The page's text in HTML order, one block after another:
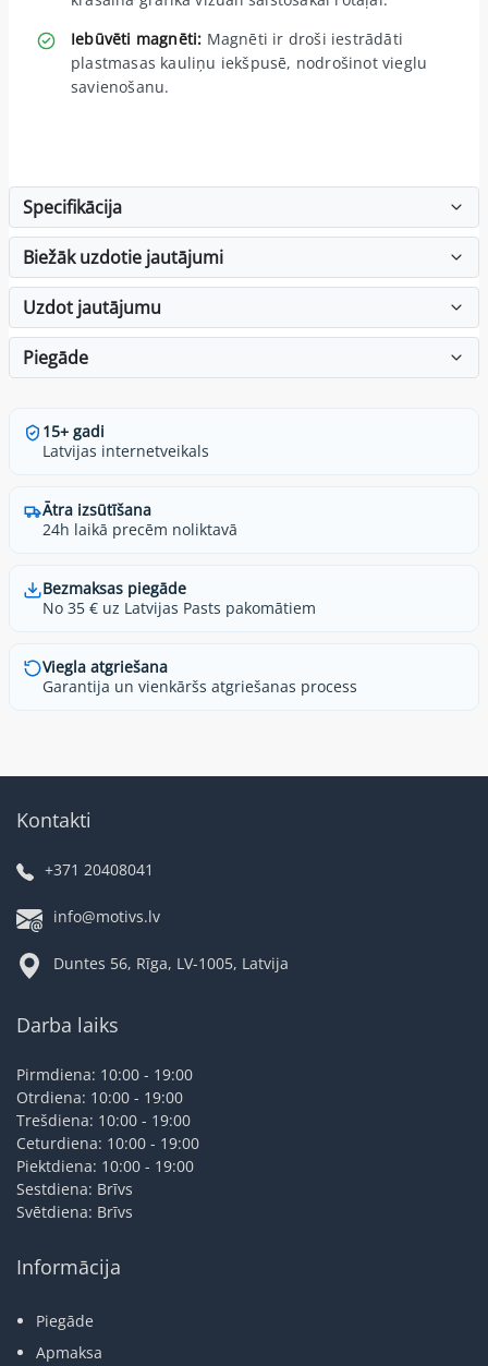
Iebūvēti magnēti: Magnēti ir droši iestrādāti
plastmasas kauliņu iekšpusē, nodrošinot vieglu
savienošanu.
Specifikācija
Biežāk uzdotie jautājumi
Uzdot jautājumu
Piegāde
15+ gadi
Latvijas internetveikals
Ātra izsūtīšana
24h laikā precēm noliktavā
Bezmaksas piegāde
No 35 € uz Latvijas Pasts pakomātiem
Viegla atgriešana
Garantija un vienkāršs atgriešanas process
Kontakti
+371 20408041
info@motivs.lv
Duntes 56, Rīga, LV-1005, Latvija
Darba laiks
Pirmdiena: 10:00 - 19:00
Otrdiena: 10:00 - 19:00
Trešdiena: 10:00 - 19:00
Ceturdiena: 10:00 - 19:00
Piektdiena: 10:00 - 19:00
Sestdiena: Brīvs
Svētdiena: Brīvs
Informācija
Piegāde
Apmaksa